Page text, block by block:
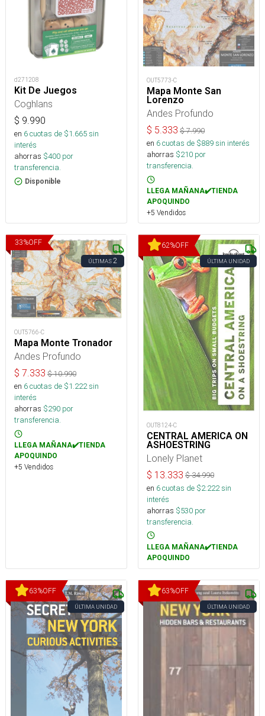
d271208
Kit De Juegos
Coghlans
$ 9.990
en 6cuotas de $1.665sin
interés
ahorras $400 por
transferencia.
Disponible
OUT5773-C
Mapa Monte San
Lorenzo
Andes Profundo
$ 5.333 $7.990
en 6cuotas de $889sin interés
ahorras $210 por
transferencia.
LLEGA MAÑANA✔️TIENDA
APOQUINDO
+5 Vendidos
33%OFF
ÚLTIMAS2
OUT5766-C
Mapa Monte Tronador
Andes Profundo
$ 7.333 $10.990
en 6cuotas de $1.222sin
interés
ahorras $290 por
transferencia.
LLEGA MAÑANA✔️TIENDA
APOQUINDO
+5 Vendidos
62%OFF
ÚLTIMA UNIDAD
OUT8124-C
CENTRAL AMERICA ON
ASHOESTRING
Lonely Planet
$ 13.333 $34.990
en 6cuotas de $2.222sin
interés
ahorras $530 por
transferencia.
LLEGA MAÑANA✔️TIENDA
APOQUINDO
63%OFF
ÚLTIMA UNIDAD
63%OFF
ÚLTIMA UNIDAD